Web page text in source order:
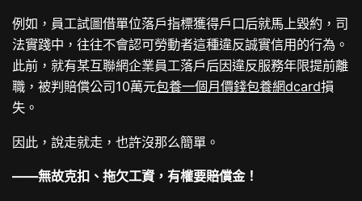
例如，員工試圖借單位落戶指標獲得戶口后就馬上毀約，司
法實踐中，往往不會認可勞動者這種違反誠實信用的行為。
此前，就有某互聯網企業員工落戶后因違反服務年限提前離
職，被判賠償公司10萬元包養一個月價錢包養網dcard損
失。
因此，說走就走，也許沒那么簡單。
——無故克扣、拖欠工資，有權要賠償金！